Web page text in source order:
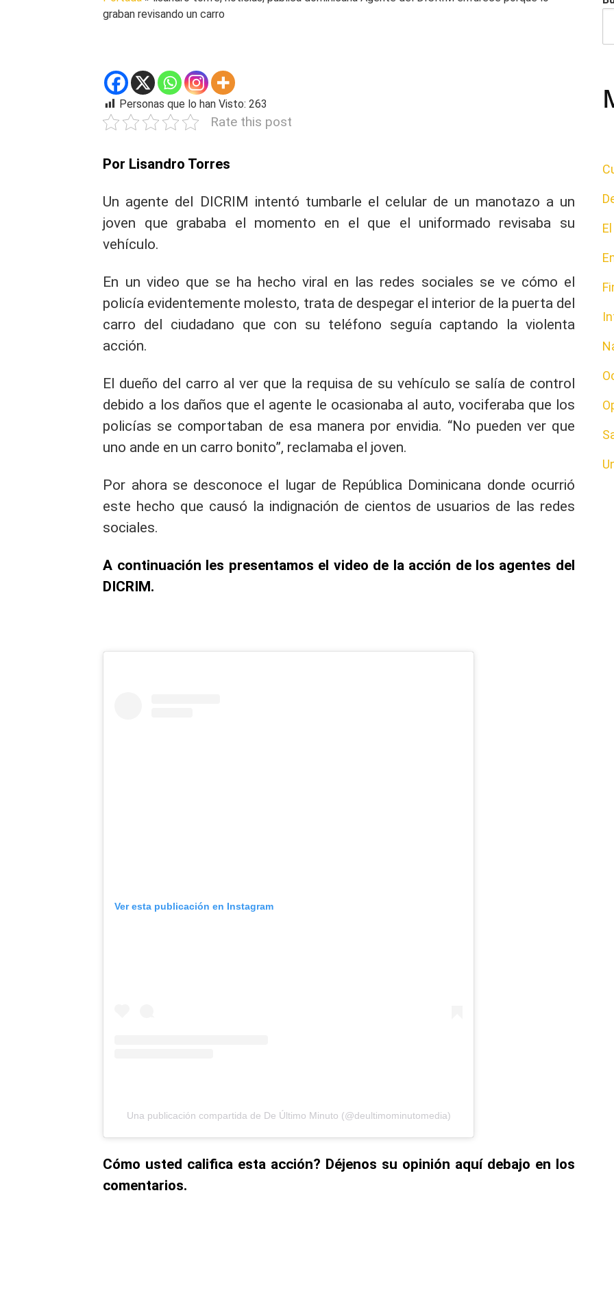
graban revisando un carro
Personas que lo han Visto: 263
Rate this post
Por Lisandro Torres
Un agente del DICRIM intentó tumbarle el celular de un manotazo a un
joven que grababa el momento en el que el uniformado revisaba su
vehículo.
En un video que se ha hecho viral en las redes sociales se ve cómo el
policía evidentemente molesto, trata de despegar el interior de la puerta del
carro del ciudadano que con su teléfono seguía captando la violenta
acción.
El dueño del carro al ver que la requisa de su vehículo se salía de control
debido a los daños que el agente le ocasionaba al auto, vociferaba que los
policías se comportaban de esa manera por envidia. “No pueden ver que
uno ande en un carro bonito”, reclamaba el joven.
Por ahora se desconoce el lugar de República Dominicana donde ocurrió
este hecho que causó la indignación de cientos de usuarios de las redes
sociales.
A continuación les presentamos el video de la acción de los agentes del
DICRIM.
Ver esta publicación en Instagram
Una publicación compartida de De Último Minuto (@deultimominutomedia)
Cómo usted califica esta acción? Déjenos su opinión aquí debajo en los
comentarios.